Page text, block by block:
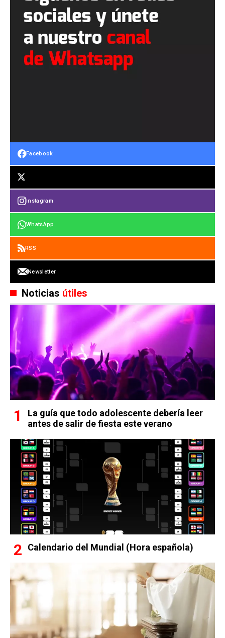
Facebook
Instagram
WhatsApp
RSS
Newsletter
Noticias útiles
La guía que todo adolescente debería leer
antes de salir de fiesta este verano
Calendario del Mundial (Hora española)